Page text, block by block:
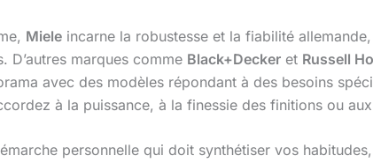
Miele incarne la robustesse et la fiabilité
marques comme Black+Decker et Russell
avec des modèles répondant à des besoins
à la puissance, à la finessie des finitions ou
personnelle qui doit synthétiser vos